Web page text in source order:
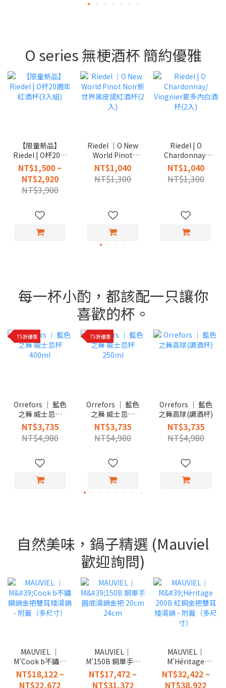
O series 無梗酒杯 簡約優雅
【限量新品】
Riedel | O杯20週
年紅酒杯(3入組)
NT$1,500 ~
NT$2,920
NT$3,900
Riedel │O New
World Pinot
Noir新世界黑皮
諾紅酒杯(2入)
NT$1,040
NT$1,300
Riedel | O
Chardonnay/
Viognier夏多內
白酒杯(2入)
NT$1,040
NT$1,300
每一杯小酌，都該配一只讓你
喜歡的杯。
75折優惠
Orrefors │ 藍色
之舞 威士忌杯
400ml
NT$3,735
NT$4,980
75折優惠
Orrefors │ 藍色
之舞 威士忌杯
250ml
NT$3,735
NT$4,980
Orrefors │ 藍色
之舞高球(調酒杯)
NT$3,735
NT$4,980
自然美味，鍋子精選 (Mauviel
歡迎詢問)
MAUVIEL │
M'Cook b不鏽鋼
鍋金把雙耳矮湯
鍋 - 附蓋（多尺
NT$18,122 ~
NT$22,672
MAUVIEL｜
M'150B 銅單手圓
底湯鍋金把
20cm 24cm
NT$17,472 ~
NT$31,372
MAUVIEL｜
M'Héritage
200B 紅銅金把雙
耳矮湯鍋 - 附蓋
NT$32,422 ~
NT$38,922